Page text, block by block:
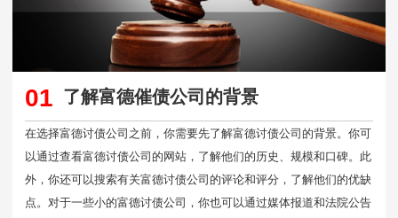
01 了解富德催债公司的背景
在选择富德讨债公司之前，你需要先了解富德讨债公司的背景。你可
以通过查看富德讨债公司的网站，了解他们的历史、规模和口碑。此
外，你还可以搜索有关富德讨债公司的评论和评分，了解他们的优缺
点。对于一些小的富德讨债公司，你也可以通过媒体报道和法院公告